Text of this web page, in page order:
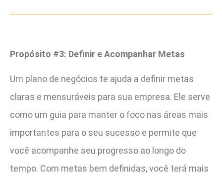
Propósito #3: Definir e Acompanhar Metas
Um plano de negócios te ajuda a definir metas
claras e mensuráveis para sua empresa. Ele serve
como um guia para manter o foco nas áreas mais
importantes para o seu sucesso e permite que
você acompanhe seu progresso ao longo do
tempo. Com metas bem definidas, você terá mais